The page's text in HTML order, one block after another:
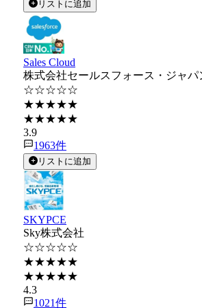
リストに追加
Sales Cloud
株式会社セールスフォース・ジャパ
☆☆☆☆☆
★★★★★
★★★★★
3.9
1963件
リストに追加
SKYPCE
Sky株式会社
☆☆☆☆☆
★★★★★
★★★★★
4.3
1021件